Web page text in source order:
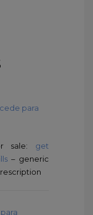
para
sale: get
– generic